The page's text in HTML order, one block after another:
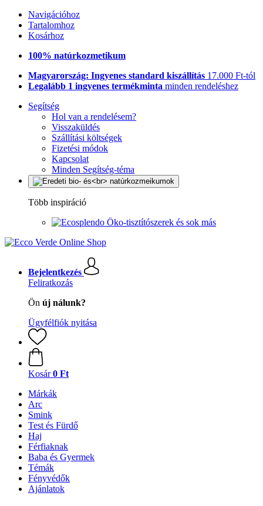
Navigációhoz
Tartalomhoz
Kosárhoz
100% natúrkozmetikum
Magyarország: Ingyenes standard kiszállítás 17.000 Ft-tól
Legalább 1 ingyenes termékminta minden rendeléshez
Segítség
Hol van a rendelésem?
Visszaküldés
Szállítási költségek
Fizetési módok
Kapcsolat
Minden Segítség-téma
Több inspiráció
Öko-tisztítószerek és sok más
Bejelentkezés
Feliratkozás
Ön új nálunk?
Ügyfélfiók nyitása
Kosár 0 Ft
Márkák
Arc
Smink
Test és Fürdő
Haj
Férfiaknak
Baba és Gyermek
Témák
Fényvédők
Ajánlatok